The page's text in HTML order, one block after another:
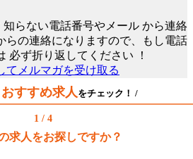
知らない電話番号やメール から連絡
らの連絡になりますので、もし電話
必ず折り返してください ！
おすすめ求人 をチェック！ /
1 / 4
求人をお探しですか？